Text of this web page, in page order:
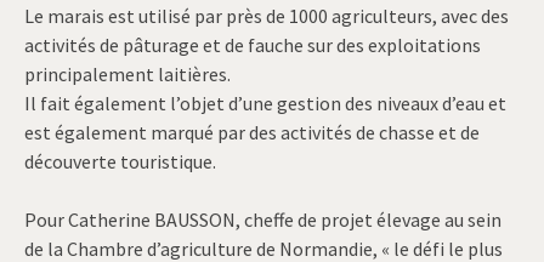
Le marais est utilisé par près de 1000 agriculteurs, avec des
activités de pâturage et de fauche sur des exploitations
principalement laitières.
Il fait également l’objet d’une gestion des niveaux d’eau et
est également marqué par des activités de chasse et de
découverte touristique.
Pour Catherine BAUSSON, cheffe de projet élevage au sein
de la Chambre d’agriculture de Normandie, « le défi le plus